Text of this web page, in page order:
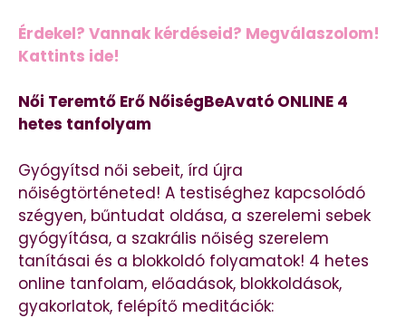
Érdekel? Vannak kérdéseid? Megválaszolom!
Kattints ide!
Női Teremtő Erő NőiségBeAvató ONLINE 4
hetes tanfolyam
Gyógyítsd női sebeit, írd újra
nőiségtörténeted! A testiséghez kapcsolódó
szégyen, bűntudat oldása, a szerelemi sebek
gyógyítása, a szakrális nőiség szerelem
tanításai és a blokkoldó folyamatok! 4 hetes
online tanfolam, előadások, blokkoldások,
gyakorlatok, felépítő meditációk: